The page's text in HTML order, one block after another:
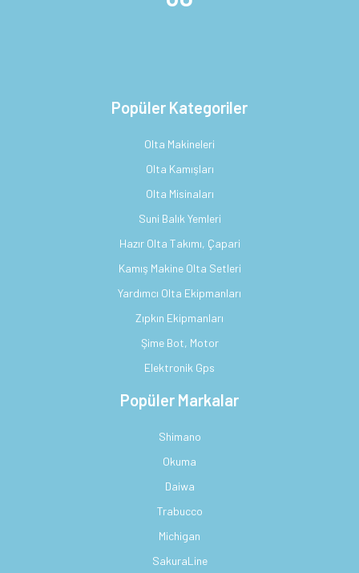
Popüler Kategoriler
Olta Makineleri
Olta Kamışları
Olta Misinaları
Suni Balık Yemleri
Hazır Olta Takımı, Çapari
Kamış Makine Olta Setleri
Yardımcı Olta Ekipmanları
Zıpkın Ekipmanları
Şime Bot, Motor
Elektronik Gps
Popüler Markalar
Shimano
Okuma
Daiwa
Trabucco
Michigan
SakuraLine